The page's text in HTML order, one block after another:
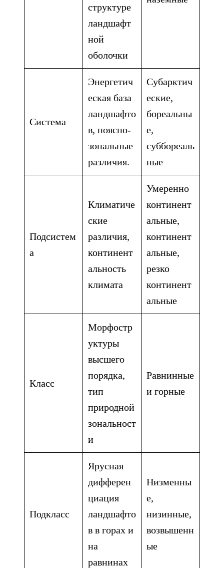
структуре
ландшафт
ной
оболочки
Система
Энергетич
еская база
ландшафто
в, поясно-
зональные
различия.
Субарктич
еские,
бореальны
е,
суббореаль
ные
Подсистем
а
Климатиче
ские
различия,
континент
альность
климата
Умеренно
континент
альные,
континент
альные,
резко
континент
альные
Класс
Морфостр
уктуры
высшего
порядка,
тип
природной
зональност
и
Равнинные
и горные
Подкласс
Ярусная
дифферен
циация
ландшафто
в в горах и
на
равнинах
Низменны
е,
низинные,
возвышенн
ые